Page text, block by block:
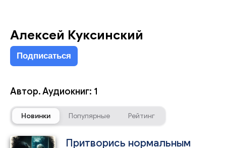
Алексей Куксинский
Подписаться
Автор. Аудиокниг: 1
Новинки Популярные Рейтинг
Притворись нормальным